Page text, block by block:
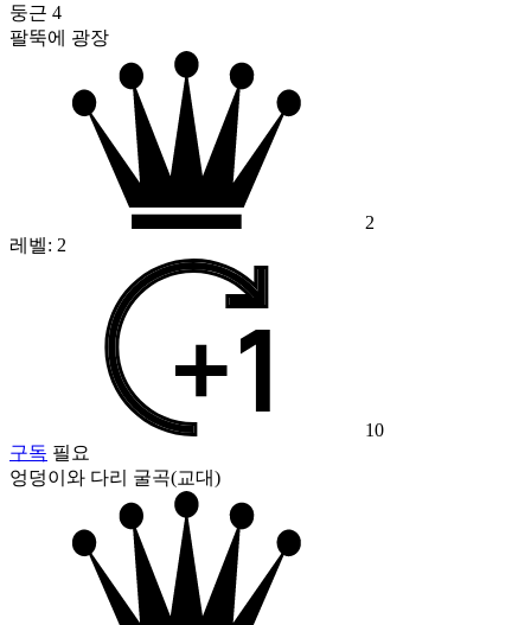
둥근 4
팔뚝에 광장
2
레벨: 2
10
구독 필요
엉덩이와 다리 굴곡(교대)